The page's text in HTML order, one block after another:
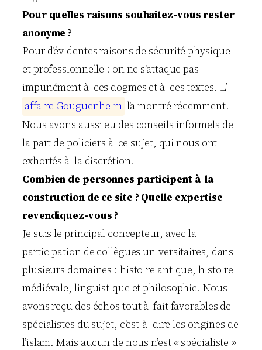
Pour quelles raisons souhaitez-vous rester
anonyme ?
Pour d’évidentes raisons de sécurité physique
et professionnelle : on ne s’attaque pas
impunément à ces dogmes et à ces textes. L’
affaire Gouguenheim l’a montré récemment.
Nous avons aussi eu des conseils informels de
la part de policiers à ce sujet, qui nous ont
exhortés à la discrétion.
Combien de personnes participent à la
construction de ce site ? Quelle expertise
revendiquez-vous ?
Je suis le principal concepteur, avec la
participation de collègues universitaires, dans
plusieurs domaines : histoire antique, histoire
médiévale, linguistique et philosophie. Nous
avons reçu des échos tout à fait favorables de
spécialistes du sujet, c’est-à -dire les origines de
l’islam. Mais aucun de nous n’est « spécialiste »